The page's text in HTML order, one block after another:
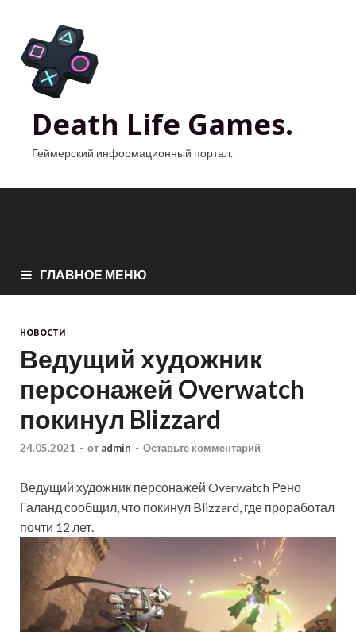
Death Life Games.
Геймерский информационный портал.
ГЛАВНОЕ МЕНЮ
НОВОСТИ
Ведущий художник
персонажей Overwatch
покинул Blizzard
24.05.2021 - от admin - Оставьте комментарий
Ведущий художник персонажей Overwatch Рено
Галанд сообщил, что покинул Blizzard, где проработал
почти 12 лет.